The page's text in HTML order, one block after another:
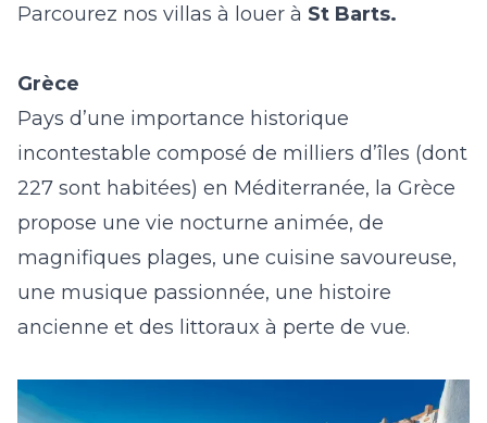
Parcourez nos villas à louer à St Barts.
Grèce
Pays d’une importance historique
incontestable composé de milliers d’îles (dont
227 sont habitées) en Méditerranée, la Grèce
propose une vie nocturne animée, de
magnifiques plages, une cuisine savoureuse,
une musique passionnée, une histoire
ancienne et des littoraux à perte de vue.